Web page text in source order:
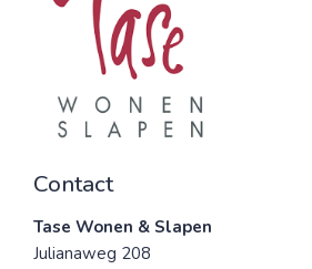
Contact
Tase Wonen & Slapen
Julianaweg 208